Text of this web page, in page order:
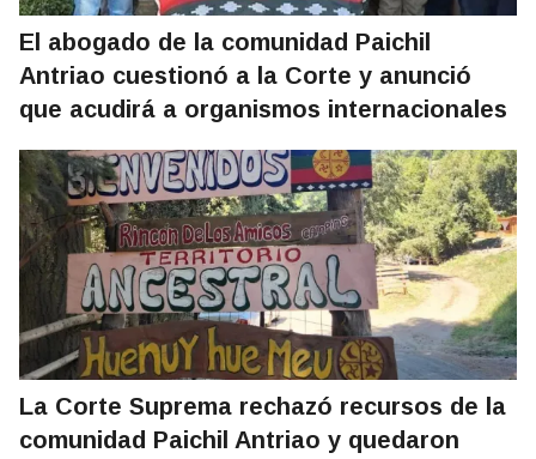
El abogado de la comunidad Paichil
Antriao cuestionó a la Corte y anunció
que acudirá a organismos internacionales
La Corte Suprema rechazó recursos de la
comunidad Paichil Antriao y quedaron